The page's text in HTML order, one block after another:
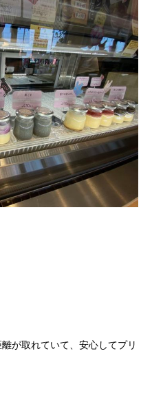
が取れていて、安心してプリ